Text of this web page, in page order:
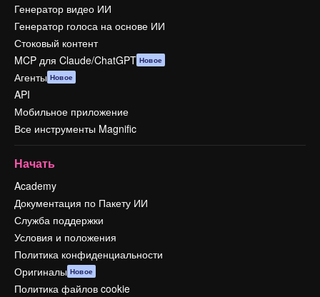
Генератор видео ИИ
Генератор голоса на основе ИИ
Стоковый контент
MCP для Claude/ChatGPT Новое
Агенты Новое
API
Мобильное приложение
Все инструменты Magnific
Начать
Academy
Документация по Пакету ИИ
Служба поддержки
Условия и положения
Политика конфиденциальности
Оригиналы Новое
Политика файлов cookie